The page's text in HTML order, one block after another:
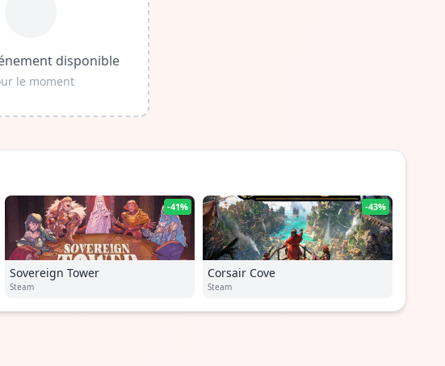
disponible
le moment
-41%
Sovereign Tower
Steam
-43%
Corsair Cove
Steam